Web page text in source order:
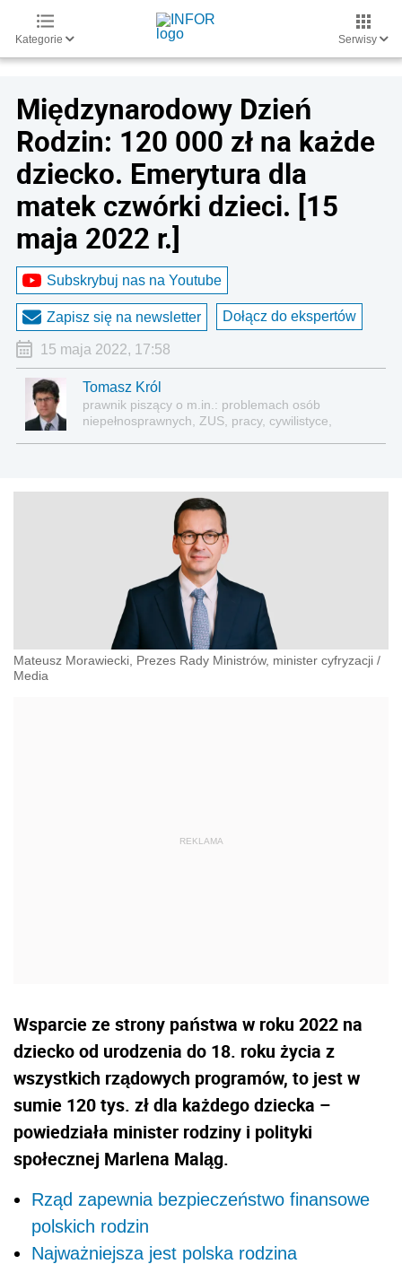
Kategorie Serwisy
Międzynarodowy Dzień
Rodzin: 120 000 zł na każde
dziecko. Emerytura dla
matek czwórki dzieci. [15
maja 2022 r.]
Subskrybuj nas na Youtube
Zapisz się na newsletter Dołącz do ekspertów
15 maja 2022, 17:58
Tomasz Król
prawnik piszący o m.in.: problemach osób
niepełnosprawnych, ZUS, pracy, cywilistyce,
Mateusz Morawiecki, Prezes Rady Ministrów, minister cyfryzacji /
Media
Wsparcie ze strony państwa w roku 2022 na
dziecko od urodzenia do 18. roku życia z
wszystkich rządowych programów, to jest w
sumie 120 tys. zł dla każdego dziecka –
powiedziała minister rodziny i polityki
społecznej Marlena Maląg.
Rząd zapewnia bezpieczeństwo finansowe
polskich rodzin
Najważniejsza jest polska rodzina